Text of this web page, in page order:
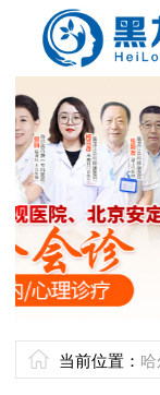
当前位置：